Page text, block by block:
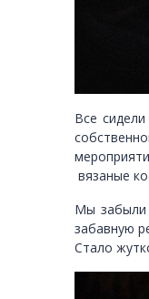
Все
вязаные
Мы забыли
забавную
Стало